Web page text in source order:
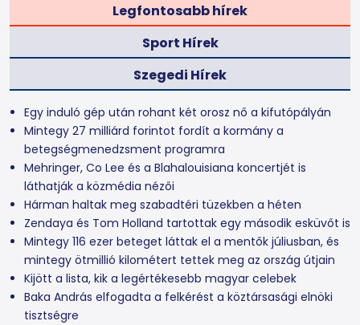
Legfontosabb hírek
Sport Hírek
Szegedi Hírek
Egy induló gép után rohant két orosz nő a kifutópályán
Mintegy 27 milliárd forintot fordít a kormány a
betegségmenedzsment programra
Mehringer, Co Lee és a Blahalouisiana koncertjét is
láthatják a közmédia nézői
Hárman haltak meg szabadtéri tüzekben a héten
Zendaya és Tom Holland tartottak egy második esküvőt is
Mintegy 116 ezer beteget láttak el a mentők júliusban, és
mintegy ötmillió kilométert tettek meg az ország útjain
Kijött a lista, kik a legértékesebb magyar celebek
Baka András elfogadta a felkérést a köztársasági elnöki
tisztségre